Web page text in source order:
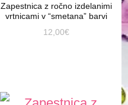
Zapestnica z ročno izdelanimi
vrtnicami v “smetana” barvi
12,00€